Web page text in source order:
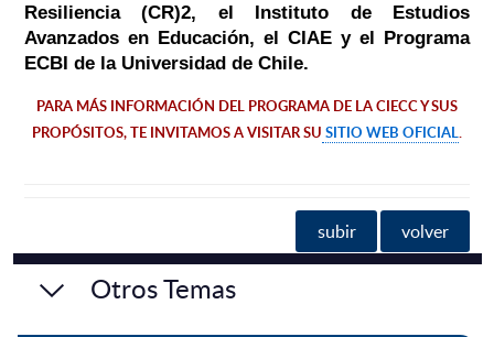
Resiliencia (CR)2, el Instituto de Estudios
Avanzados en Educación, el CIAE y el Programa
ECBI de la Universidad de Chile.
PARA MÁS INFORMACIÓN DEL PROGRAMA DE LA CIECC Y SUS
PROPÓSITOS, TE INVITAMOS A VISITAR SU SITIO WEB OFICIAL.
subir volver
Otros Temas